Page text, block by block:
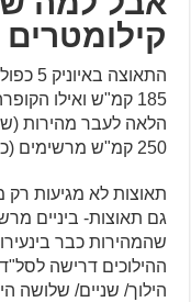
התאוצה
185 קמ"ש ואילו
הלאה לעבר מהירות
250 קמ"ש מרשימים (כל זאת, כמובן, עפ"י הפרסומים).
תאוצות לא מגיעות רק
גם תאוצות- ביניים
שהמהירות כבר
ההילוכים דרישה לסל"ד
הילוך/ שניים/ שלושה